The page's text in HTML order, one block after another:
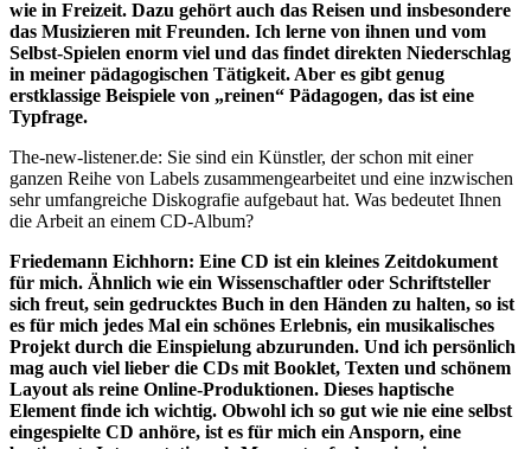
wie in Freizeit. Dazu gehört auch das Reisen und insbesondere
das Musizieren mit Freunden. Ich lerne von ihnen und vom
Selbst-Spielen enorm viel und das findet direkten Niederschlag
in meiner pädagogischen Tätigkeit. Aber es gibt genug
erstklassige Beispiele von „reinen“ Pädagogen, das ist eine
Typfrage.
The-new-listener.de: Sie sind ein Künstler, der schon mit einer
ganzen Reihe von Labels zusammengearbeitet und eine inzwischen
sehr umfangreiche Diskografie aufgebaut hat. Was bedeutet Ihnen
die Arbeit an einem CD-Album?
Friedemann Eichhorn: Eine CD ist ein kleines Zeitdokument
für mich. Ähnlich wie ein Wissenschaftler oder Schriftsteller
sich freut, sein gedrucktes Buch in den Händen zu halten, so ist
es für mich jedes Mal ein schönes Erlebnis, ein musikalisches
Projekt durch die Einspielung abzurunden. Und ich persönlich
mag auch viel lieber die CDs mit Booklet, Texten und schönem
Layout als reine Online-Produktionen. Dieses haptische
Element finde ich wichtig. Obwohl ich so gut wie nie eine selbst
eingespielte CD anhöre, ist es für mich ein Ansporn, eine